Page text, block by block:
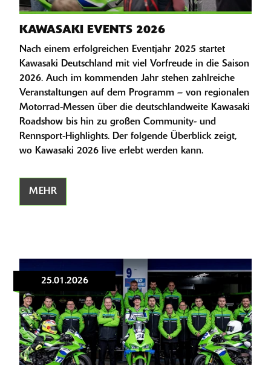
KAWASAKI EVENTS 2026
Nach einem erfolgreichen Eventjahr 2025 startet
Kawasaki Deutschland mit viel Vorfreude in die Saison
2026. Auch im kommenden Jahr stehen zahlreiche
Veranstaltungen auf dem Programm – von regionalen
Motorrad-Messen über die deutschlandweite Kawasaki
Roadshow bis hin zu großen Community- und
Rennsport-Highlights. Der folgende Überblick zeigt,
wo Kawasaki 2026 live erlebt werden kann.
MEHR
25.01.2026